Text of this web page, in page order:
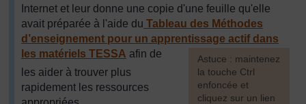
Internet et leur donne une copie d'une feuille qu'elle
avait préparée à l'aide du Tableau des Méthodes
d’enseignement pour un apprentissage actif dans
les matériels TESSA
[Astuce : maintenez
la touche Ctrl
enfoncée et
cliquez sur un lien
afin de
les aider à trouver plus
rapidement les ressources